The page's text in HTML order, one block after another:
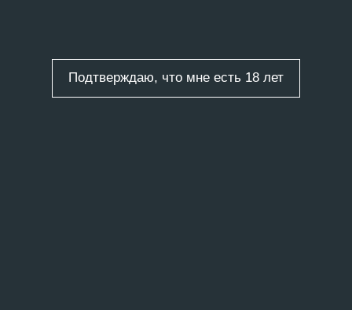
Подтверждаю, что мне есть 18 лет